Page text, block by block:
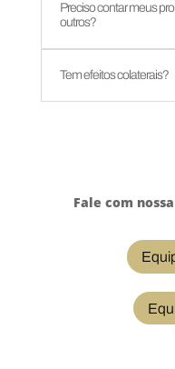
Preciso contar meus
outros?
Tem efeitos colaterais?
Fale com